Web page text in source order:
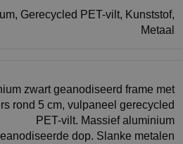
, Gerecycled PET-vilt, Kunststof,
Metaal
zwart geanodiseerd frame met
rond 5 cm, vulpaneel gerecycled
PET-vilt. Massief aluminium
dop. Slanke metalen